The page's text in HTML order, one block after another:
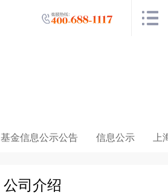
基金信息公示公告 信息公示 上
公司介绍